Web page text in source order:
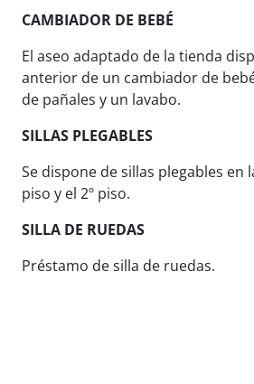
CAMBIADOR DE BEBÉ
El aseo adaptado de la tienda
anterior de un cambiador de
de pañales y un lavabo.
SILLAS PLEGABLES
Se dispone de sillas plegables en
piso y el 2º piso.
SILLA DE RUEDAS
Préstamo de silla de ruedas.